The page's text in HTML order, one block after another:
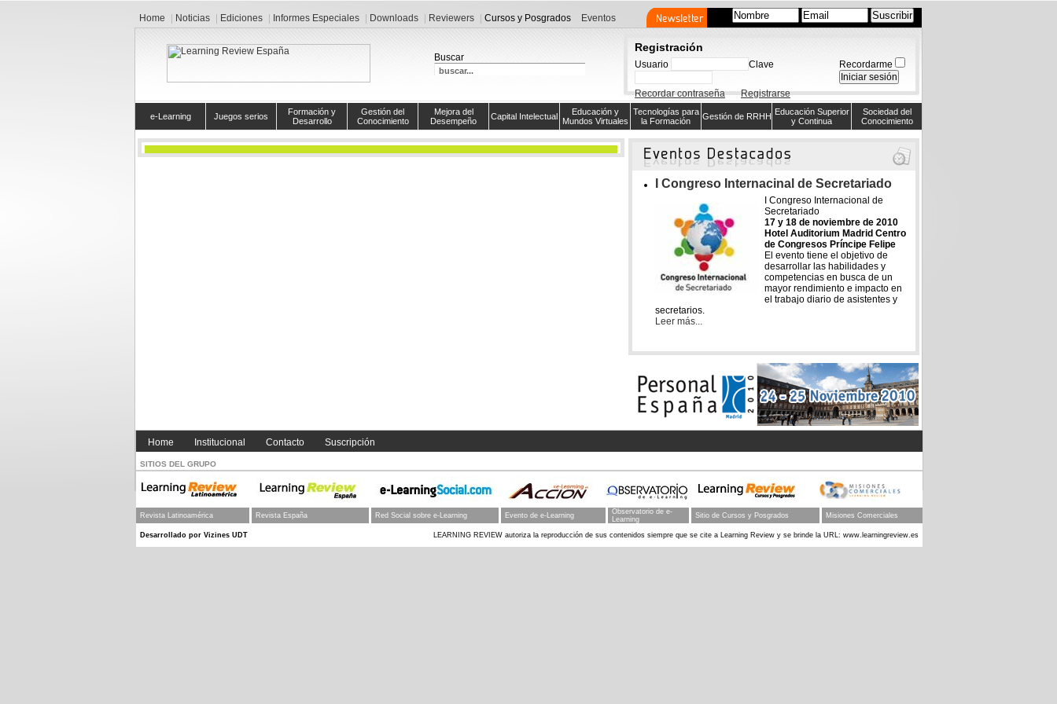
Home Noticias Ediciones Informes Especiales Downloads Reviewers Cursos y Posgrados Eventos
Buscar
Registración
Usuario Clave Recordarme
Recordar contraseña Registrarse
e-Learning Juegos serios
Formación y
Desarrollo
Gestión del
Conocimiento
Mejora del
Desempeño
Capital Intelectual
Educación y
Mundos Virtuales
Tecnologías para
la Formación
Gestión de RRHH Educación Superior
y Continua
Sociedad del
Conocimiento
I Congreso Internacinal de Secretariado
I Congreso Internacional de
Secretariado
17 y 18 de noviembre de 2010
Hotel Auditorium Madrid Centro
de Congresos Príncipe Felipe
El evento tiene el objetivo de
desarrollar las habilidades y
competencias en busca de un
mayor rendimiento e impacto en
el trabajo diario de asistentes y
secretarios.
Leer más...
Home Institucional Contacto Suscripción
SITIOS DEL GRUPO
Revista Latinoamérica Revista España Red Social sobre e-Learning Evento de e-Learning
Observatorio de e-
Learning
Sitio de Cursos y Posgrados Misiones Comerciales
Desarrollado por Vizines UDT LEARNING REVIEW autoriza la reproducción de sus contenidos siempre que se cite a Learning Review y se brinde la URL: www.learningreview.es